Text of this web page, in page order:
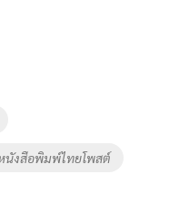
นังสือพิมพ์ไทยโพสต์